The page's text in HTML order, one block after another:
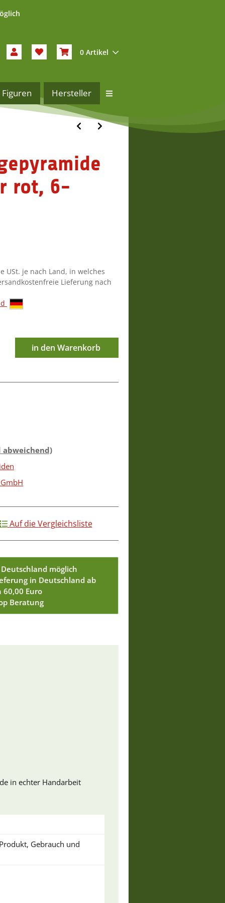
0 Artikel
Figuren Hersteller
rot, 6-
USt. je nach Land, in welches
Lieferung nach
in den Warenkorb
abweichend)
Auf die Vergleichsliste
möglich
in Deutschland ab
Euro
Beratung
in echter Handarbeit
Gebrauch und